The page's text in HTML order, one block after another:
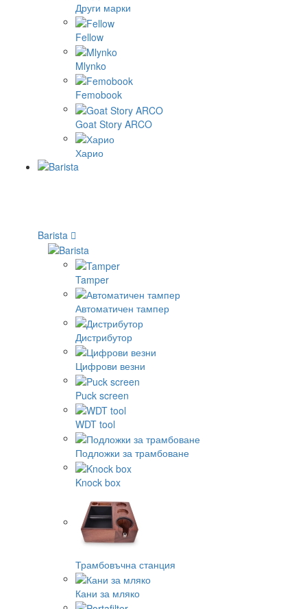
Други марки
Fellow
Mlynko
Femobook
Goat Story ARCO
Харио
Barista
Tamper
Автоматичен тампер
Дистрибутор
Цифрови везни
Puck screen
WDT tool
Подложки за трамбоване
Knock box
Трамбовъчна станция
Кани за мляко